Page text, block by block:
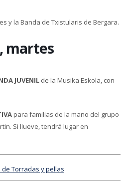
y la Banda de Txistularis de Bergara.
martes
JUVENIL de la Musika Eskola, con
para familias de la mano del grupo
Si llueve, tendrá lugar en
Torradas y pellas